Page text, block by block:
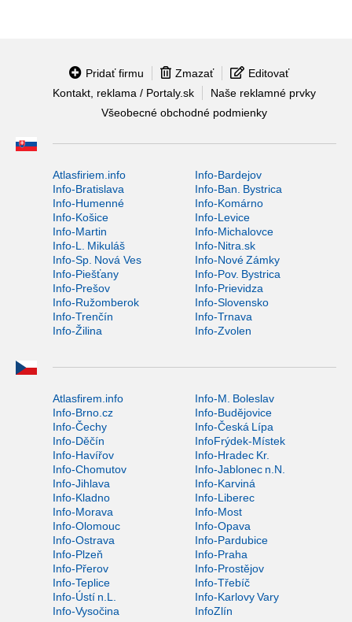
Pridať firmu Zmazať
Editovať
Kontakt, reklama / Portaly.sk
Naše reklamné prvky
Všeobecné obchodné podmienky
Atlasfiriem.info
Info-Bardejov
Info-Bratislava
Info-Ban. Bystrica
Info-Humenné
Info-Komárno
Info-Košice
Info-Levice
Info-Martin
Info-Michalovce
Info-L. Mikuláš
Info-Nitra.sk
Info-Sp. Nová Ves
Info-Nové Zámky
Info-Piešťany
Info-Pov. Bystrica
Info-Prešov
Info-Prievidza
Info-Ružomberok
Info-Slovensko
Info-Trenčín
Info-Trnava
Info-Žilina
Info-Zvolen
Atlasfirem.info
Info-M. Boleslav
Info-Brno.cz
Info-Budějovice
Info-Čechy
Info-Česká Lípa
Info-Děčín
InfoFrýdek-Místek
Info-Havířov
Info-Hradec Kr.
Info-Chomutov
Info-Jablonec n.N.
Info-Jihlava
Info-Karviná
Info-Kladno
Info-Liberec
Info-Morava
Info-Most
Info-Olomouc
Info-Opava
Info-Ostrava
Info-Pardubice
Info-Plzeň
Info-Praha
Info-Přerov
Info-Prostějov
Info-Teplice
Info-Třebíč
Info-Ústí n.L.
Info-Karlovy Vary
Info-Vysočina
InfoZlín